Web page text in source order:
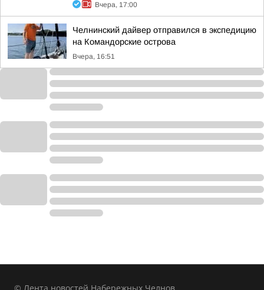
Вчера, 17:00
Челнинский дайвер отправился в экспедицию
на Командорские острова
Вчера, 16:51